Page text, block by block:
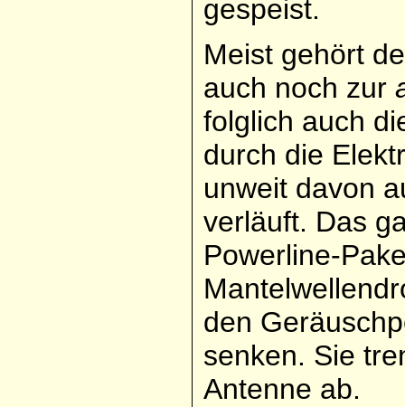
gespeist.
Meist gehört
auch noch zur
folglich auch
durch die
unweit davon
verläuft. Das
Powerline-
den
senken. Sie
Antenne ab.